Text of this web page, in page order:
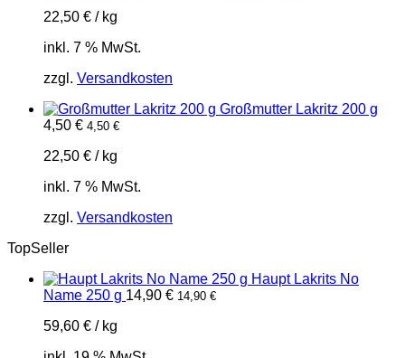
22,50 € / kg
inkl. 7 % MwSt.
zzgl. Versandkosten
Großmutter Lakritz 200 g
4,50 € 4,50 €
22,50 € / kg
inkl. 7 % MwSt.
zzgl. Versandkosten
TopSeller
Haupt Lakrits No
Name 250 g 14,90 € 14,90 €
59,60 € / kg